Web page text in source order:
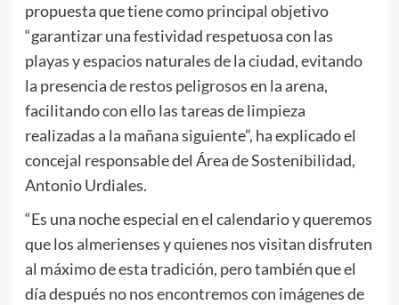
propuesta que tiene como principal objetivo
“garantizar una festividad respetuosa con las
playas y espacios naturales de la ciudad, evitando
la presencia de restos peligrosos en la arena,
facilitando con ello las tareas de limpieza
realizadas a la mañana siguiente”, ha explicado el
concejal responsable del Área de Sostenibilidad,
Antonio Urdiales.
“Es una noche especial en el calendario y queremos
que los almerienses y quienes nos visitan disfruten
al máximo de esta tradición, pero también que el
día después no nos encontremos con imágenes de